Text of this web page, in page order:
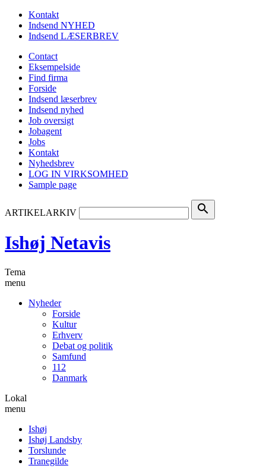
Kontakt
Indsend NYHED
Indsend LÆSERBREV
Contact
Eksempelside
Find firma
Forside
Indsend læserbrev
Indsend nyhed
Job oversigt
Jobagent
Jobs
Kontakt
Nyhedsbrev
LOG IN VIRKSOMHED
Sample page
ARTIKELARKIV search
Ishøj Netavis
Tema
menu
Nyheder
Forside
Kultur
Erhverv
Debat og politik
Samfund
112
Danmark
Lokal
menu
Ishøj
Ishøj Landsby
Torslunde
Tranegilde